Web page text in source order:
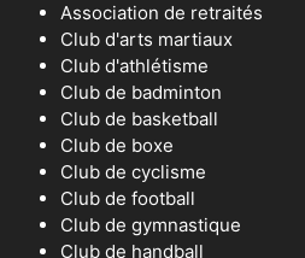
Association de retraités
Club d'arts martiaux
Club d'athlétisme
Club de badminton
Club de basketball
Club de boxe
Club de cyclisme
Club de football
Club de gymnastique
Club de handball